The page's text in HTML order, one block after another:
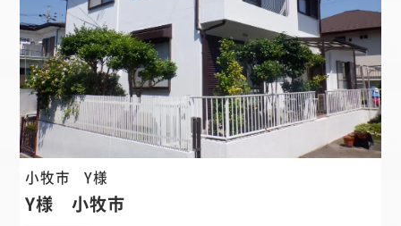
小牧市 Y様
Y様 小牧市